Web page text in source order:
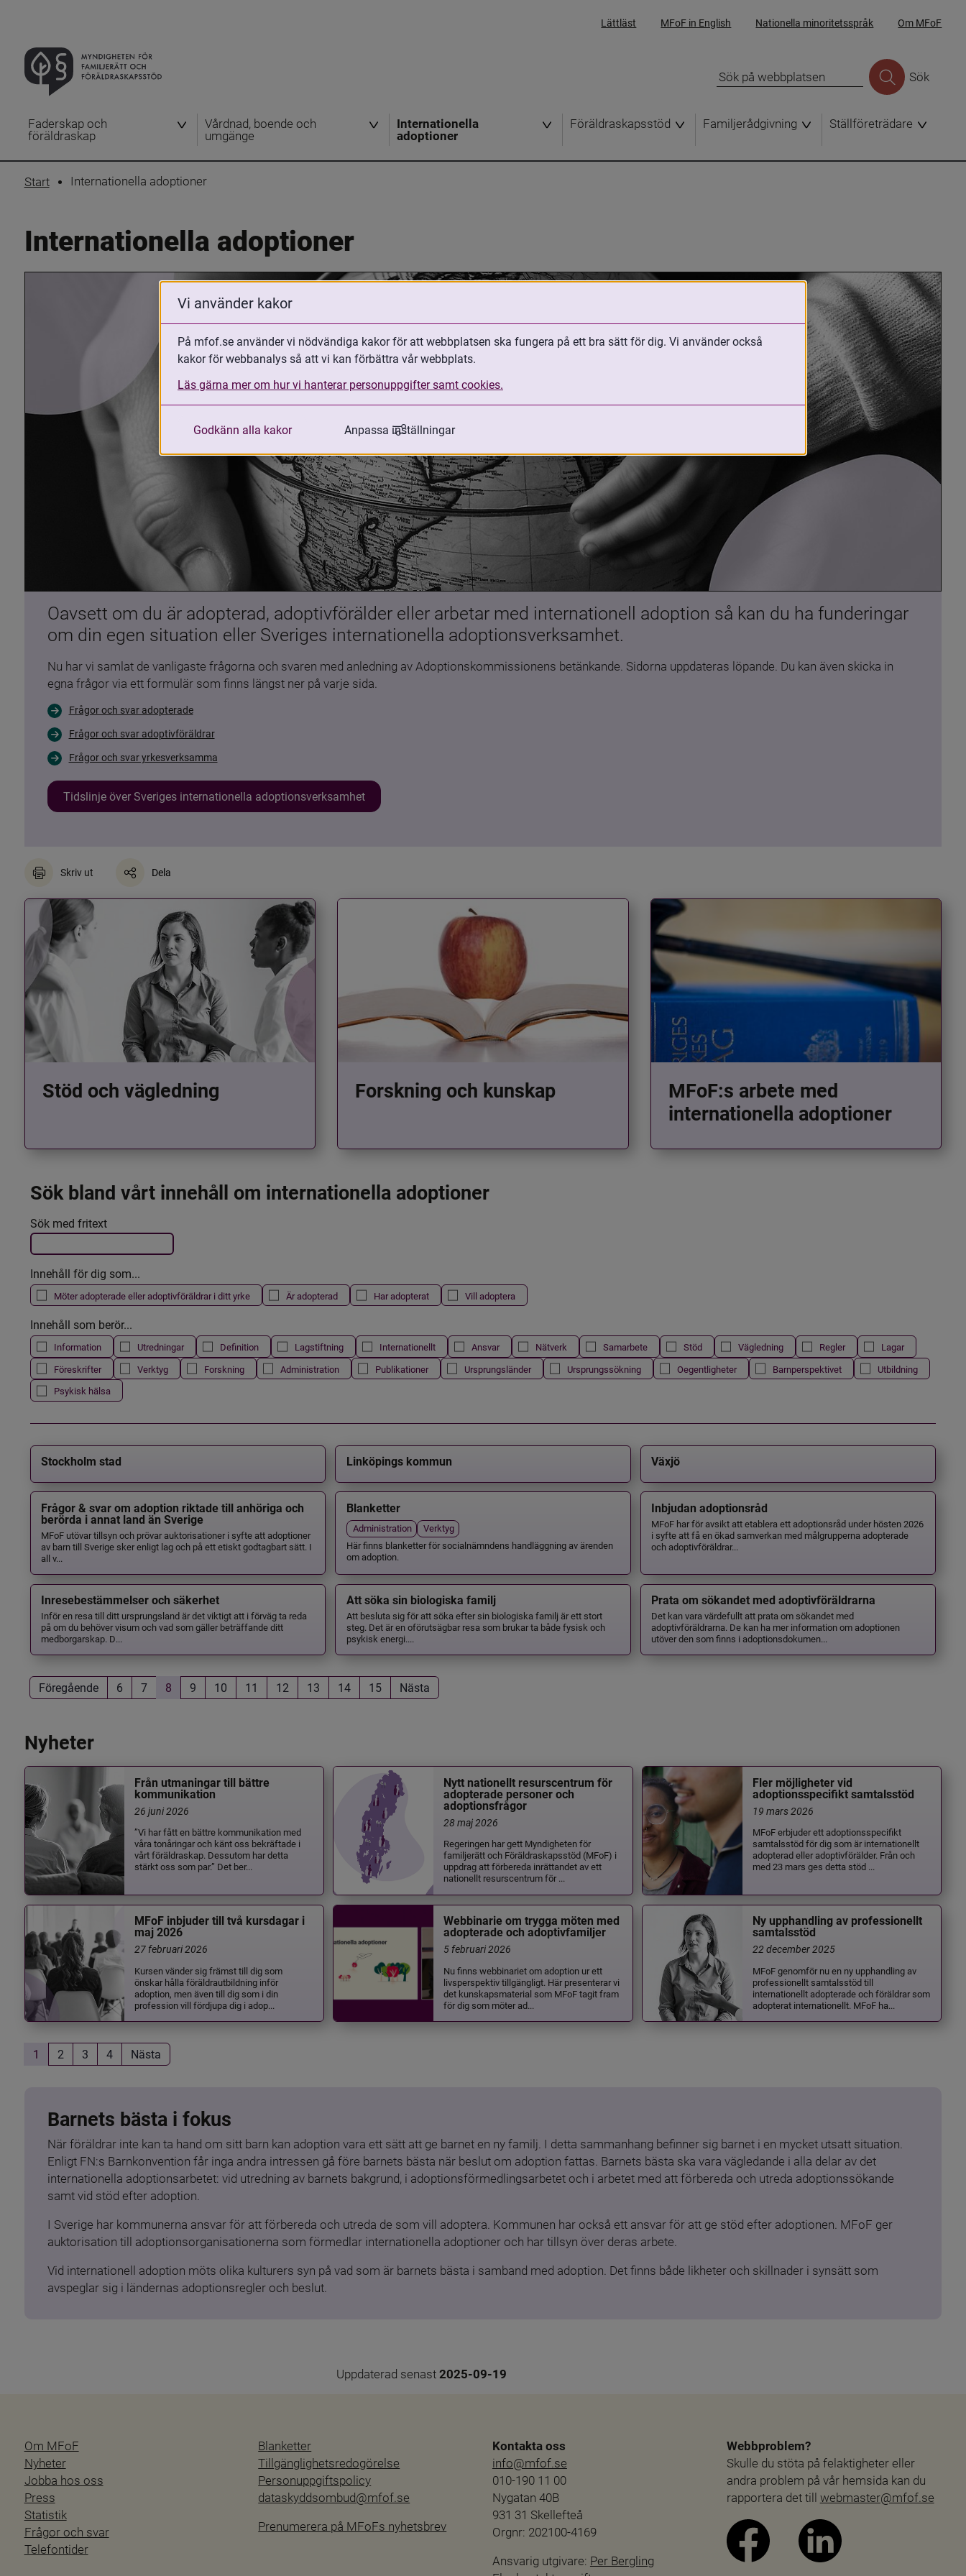
Lättläst MFoF in English Nationella minoritetsspråk Om MFoF
Sök
Faderskap och
föräldraskap
Vårdnad, boende och
umgänge
Internationella
adoptioner
Föräldraskapsstöd Familjerådgivning Ställföreträdare
Start Internationella adoptioner
Internationella adoptioner
Oavsett om du är adopterad, adoptivförälder eller arbetar med internationell adoption så kan du ha funderingar
om din egen situation eller Sveriges internationella adoptionsverksamhet.
Nu har vi samlat de vanligaste frågorna och svaren med anledning av Adoptionskommissionens betänkande. Sidorna uppdateras löpande. Du kan även skicka in
egna frågor via ett formulär som finns längst ner på varje sida.
Frågor och svar adopterade
Frågor och svar adoptivföräldrar
Frågor och svar yrkesverksamma
Tidslinje över Sveriges internationella adoptionsverksamhet
Skriv ut Dela
Stöd och vägledning Forskning och kunskap
MFoF:s arbete med
internationella adoptioner
Sök bland vårt innehåll om internationella adoptioner
Filtrera resultatet
Det här formuläret postas automatiskt
Sök med fritext
Innehåll för dig som...
Möter adopterade eller adoptivföräldrar i ditt yrke Är adopterad Har adopterat Vill adoptera
Innehåll som berör...
Information Utredningar Definition Lagstiftning Internationellt Ansvar Nätverk Samarbete Stöd Vägledning Regler
Lagar
Föreskrifter
Verktyg Forskning Administration Publikationer Ursprungsländer Ursprungssökning Oegentligheter Barnperspektivet
Utbildning
Psykisk hälsa
Stockholm stad Linköpings kommun Växjö
Frågor & svar om adoption riktade till anhöriga och
berörda i annat land än Sverige
MFoF utövar tillsyn och prövar auktorisationer i syfte att adoptioner
av barn till Sverige sker enligt lag och på ett etiskt godtagbart sätt. I
all v...
Blanketter
Administration
Verktyg
Här finns blanketter för socialnämndens handläggning av ärenden
om adoption.
Inbjudan adoptionsråd
MFoF har för avsikt att etablera ett adoptionsråd under hösten 2026
i syfte att få en ökad samverkan med målgrupperna adopterade
och adoptivföräldrar...
Inresebestämmelser och säkerhet
Inför en resa till ditt ursprungsland är det viktigt att i förväg ta reda
på om du behöver visum och vad som gäller beträffande ditt
medborgarskap. D...
Att söka sin biologiska familj
Att besluta sig för att söka efter sin biologiska familj är ett stort
steg. Det är en oförutsägbar resa som brukar ta både fysisk och
psykisk energi....
Prata om sökandet med adoptivföräldrarna
Det kan vara värdefullt att prata om sökandet med
adoptivföräldrarna. De kan ha mer information om adoptionen
utöver den som finns i adoptionsdokumen...
Föregående 6 7 8 9 10 11 12 13 14 15 Nästa
Nyheter
Från utmaningar till bättre
kommunikation
26 juni 2026
”Vi har fått en bättre kommunikation med
våra tonåringar och känt oss bekräftade i
vårt föräldraskap. Dessutom har detta
stärkt oss som par.” Det ber...
Nytt nationellt resurscentrum för
adopterade personer och
adoptionsfrågor
28 maj 2026
Regeringen har gett Myndigheten för
familjerätt och Föräldraskapsstöd (MFoF) i
uppdrag att förbereda inrättandet av ett
nationellt resurscentrum för ...
Fler möjligheter vid
adoptionsspecifikt samtalsstöd
19 mars 2026
MFoF erbjuder ett adoptionsspecifikt
samtalsstöd för dig som är internationellt
adopterad eller adoptivförälder. Från och
med 23 mars ges detta stöd ...
MFoF inbjuder till två kursdagar i
maj 2026
27 februari 2026
Kursen vänder sig främst till dig som
önskar hålla föräldrautbildning inför
adoption, men även till dig som i din
profession vill fördjupa dig i adop...
Webbinarie om trygga möten med
adopterade och adoptivfamiljer
5 februari 2026
Nu finns webbinariet om adoption ur ett
livsperspektiv tillgängligt. Här presenterar vi
det kunskapsmaterial som MFoF tagit fram
för dig som möter ad...
Ny upphandling av professionellt
samtalsstöd
22 december 2025
MFoF genomför nu en ny upphandling av
professionellt samtalsstöd till
internationellt adopterade och föräldrar som
adopterat internationellt. MFoF ha...
1 2 3 4 Nästa
Barnets bästa i fokus
När föräldrar inte kan ta hand om sitt barn kan adoption vara ett sätt att ge barnet en ny familj. I detta sammanhang befinner sig barnet i en mycket utsatt situation.
Enligt FN:s Barnkonvention får inga andra intressen gå före barnets bästa när beslut om adoption fattas. Barnets bästa ska vara vägledande i alla delar av det
internationella adoptionsarbetet: vid utredning av barnets bakgrund, i adoptionsförmedlingsarbetet och i arbetet med att förbereda och utreda adoptionssökande
samt vid stöd efter adoption.
I Sverige har kommunerna ansvar för att förbereda och utreda de som vill adoptera. Kommunen har också ett ansvar för att ge stöd efter adoptionen. MFoF ger
auktorisation till adoptionsorganisationerna som förmedlar internationella adoptioner och har tillsyn över deras arbete.
Vid internationell adoption möts olika kulturers syn på vad som är barnets bästa i samband med adoption. Det finns både likheter och skillnader i synsätt som
avspeglar sig i ländernas adoptionsregler och beslut.
Uppdaterad senast 2025-09-19
Om MFoF
Nyheter
Jobba hos oss
Press
Statistik
Frågor och svar
Telefontider
Blanketter
Tillgänglighetsredogörelse
Personuppgiftspolicy
dataskyddsombud@mfof.se
Prenumerera på MFoFs nyhetsbrev
Kontakta oss
info@mfof.se
010-190 11 00
Nygatan 40B
931 31 Skellefteå
Orgnr: 202100-4169
Ansvarig utgivare: Per Bergling
Webbproblem?
Skulle du stöta på felaktigheter eller
andra problem på vår hemsida kan du
rapportera det till webmaster@mfof.se
Vi använder kakor
På mfof.se använder vi nödvändiga kakor för att webbplatsen ska fungera på ett bra sätt för dig. Vi använder också
kakor för webbanalys så att vi kan förbättra vår webbplats.
Läs gärna mer om hur vi hanterar personuppgifter samt cookies.
Godkänn alla kakor Anpassa inställningar